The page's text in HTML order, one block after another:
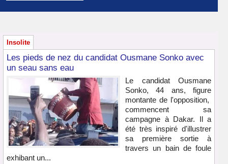
Insolite
Les pieds de nez du candidat Ousmane Sonko avec
un seau sans eau
Le candidat Ousmane
Sonko, 44 ans, figure
montante de l'opposition,
commencent sa
campagne à Dakar. Il a
été très inspiré d'illustrer
sa première sortie à
travers un bain de foule
exhibant un...